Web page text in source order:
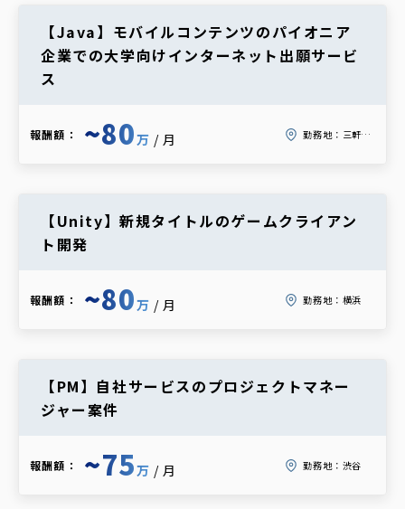
【Java】モバイルコンテンツのパイオニア
企業での大学向けインターネット出願サービ
ス
報酬額： ~80万 /月 勤務地： 三軒茶屋
【Unity】新規タイトルのゲームクライアン
ト開発
報酬額： ~80万 /月 勤務地： 横浜
【PM】自社サービスのプロジェクトマネー
ジャー案件
報酬額： ~75万 /月 勤務地： 渋谷